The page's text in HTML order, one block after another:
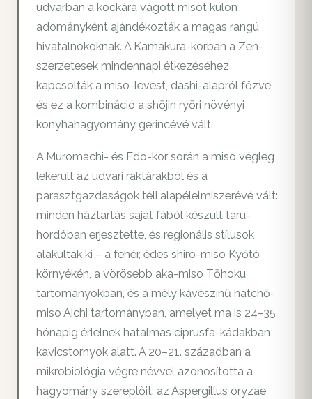
udvarban a kockára vágott misot külön
adományként ajándékozták a magas rangú
hivatalnokoknak. A Kamakura-korban a Zen-
szerzetesek mindennapi étkezéséhez
kapcsolták a miso-levest, dashi-alapról főzve,
és ez a kombináció a shōjin ryōri növényi
konyhahagyomány gerincévé vált.
A Muromachi- és Edo-kor során a miso végleg
lekerült az udvari raktárakból és a
parasztgazdaságok téli alapélelmiszerévé vált:
minden háztartás saját fából készült taru-
hordóban erjesztette, és regionális stílusok
alakultak ki – a fehér, édes shiro-miso Kyōtó
környékén, a vörösebb aka-miso Tōhoku
tartományokban, és a mély kávészínű hatchō-
miso Aichi tartományban, amelyet ma is 24–35
hónapig érlelnek hatalmas ciprusfa-kádakban
kavicstornyok alatt. A 20–21. században a
mikrobiológia végre névvel azonosította a
hagyomány szereplőit: az Aspergillus oryzae